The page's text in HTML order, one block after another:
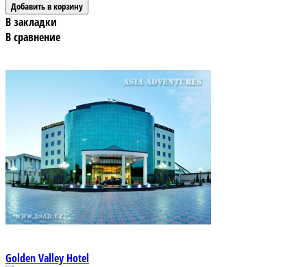
В закладки
В сравнение
Golden Valley Hotel